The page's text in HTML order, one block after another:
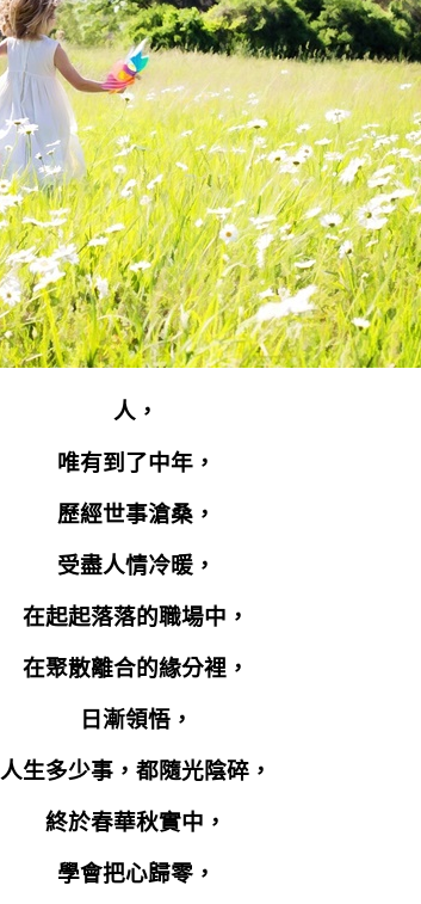
人，
唯有到了中年，
歷經世事滄桑，
受盡人情冷暖，
在起起落落的職場中，
在聚散離合的緣分裡，
日漸領悟，
人生多少事，都隨光陰碎，
終於春華秋實中，
學會把心歸零，